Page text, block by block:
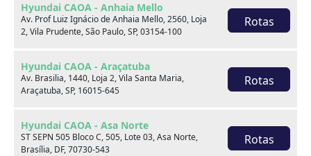
Hyundai CAOA - Anhaia Mello
Av. Prof Luiz Ignácio de Anhaia Mello, 2560, Loja
2, Vila Prudente, São Paulo, SP, 03154-100
Rotas
Hyundai CAOA - Araçatuba
Av. Brasilia, 1440, Loja 2, Vila Santa Maria,
Araçatuba, SP, 16015-645
Rotas
Hyundai CAOA - Asa Norte
ST SEPN 505 Bloco C, 505, Lote 03, Asa Norte,
Brasília, DF, 70730-543
Rotas
Sobre nós